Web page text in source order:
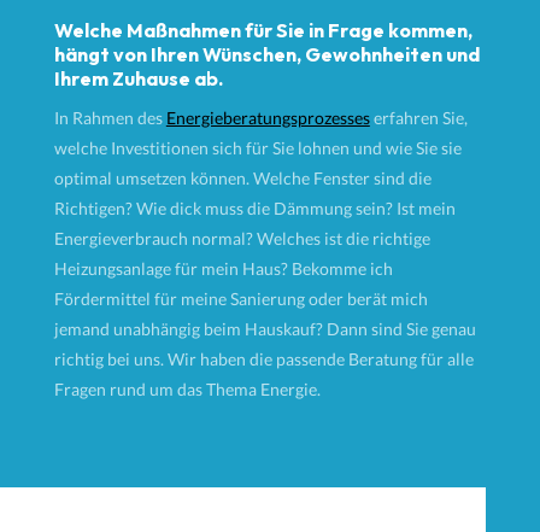
Welche Maßnahmen für Sie in Frage kommen,
hängt von Ihren Wünschen, Gewohnheiten und
Ihrem Zuhause ab.
In Rahmen des Energieberatungsprozesseserfahren Sie,
welche Investitionen sich für Sie lohnen und wie Sie sie
optimal umsetzen können. Welche Fenster sind die
Richtigen? Wie dick muss die Dämmung sein? Ist mein
Energieverbrauch normal? Welches ist die richtige
Heizungsanlage für mein Haus? Bekomme ich
Fördermittel für meine Sanierung oder berät mich
jemand unabhängig beim Hauskauf? Dann sind Sie genau
richtig bei uns. Wir haben die passende Beratung für alle
Fragen rund um das Thema Energie.